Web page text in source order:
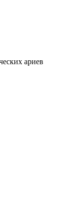
ариев